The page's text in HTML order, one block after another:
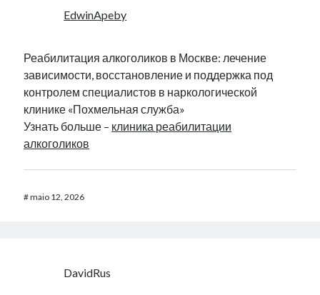
EdwinApeby
Реабилитация алкоголиков в Москве: лечение
зависимости, восстановление и поддержка под
контролем специалистов в наркологической
клинике «Похмельная служба»
Узнать больше – клиника реабилитации
алкоголиков
#maio 12, 2026
DavidRus